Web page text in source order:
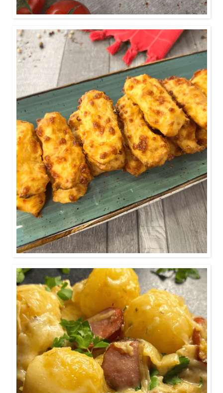
Ca. 55 Minuten
Der perfekte Snack für deinen Freitagabend!
Ca. 30 Minuten
Für deinen Feierabend.